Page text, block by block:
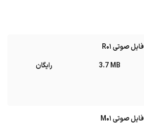
3.7 MB رایگان